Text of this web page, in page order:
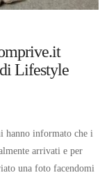
Lifestyle
hanno informato che i
arrivati e per
una foto facendomi